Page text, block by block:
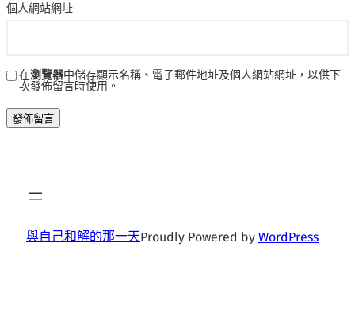
個人網站網址
在瀏覽器中儲存顯示名稱、電子郵件地址及個人網站網址，以供下
次發佈留言時使用。
與自己和解的那一天Proudly Powered by WordPress